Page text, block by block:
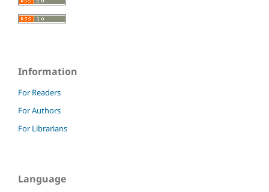
Information
For Readers
For Authors
For Librarians
Language